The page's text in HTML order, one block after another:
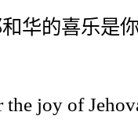
华的喜乐是
joy of